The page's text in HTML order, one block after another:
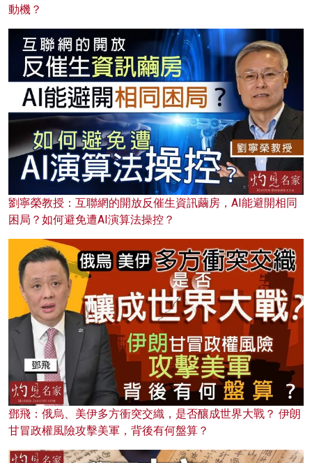
動機？
劉寧榮教授：互聯網的開放反催生資訊繭房，AI能避開相同
困局？如何避免遭AI演算法操控？
鄧飛：俄烏、美伊多方衝突交織，是否釀成世界大戰？ 伊朗
甘冒政權風險攻擊美軍，背後有何盤算？